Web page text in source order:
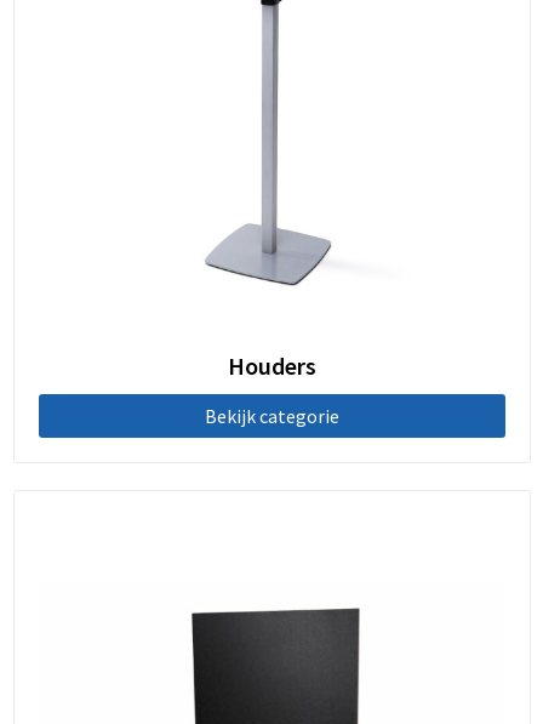
Houders
Bekijk categorie